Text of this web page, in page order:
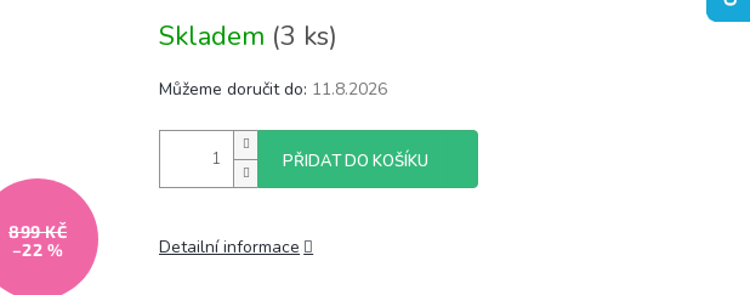
899 KČ
–22 %
cena:
Skladem (3 ks)
Můžeme doručit do: 11.8.2026
PŘIDAT DO KOŠÍKU
Detailní informace